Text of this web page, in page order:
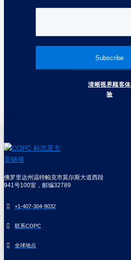
清晰视界顾客体
验
佛罗里达州温特帕克市莫尔斯大道西段
941号100室，邮编32789
+1-407-304-9032
联系COPC
全球地点